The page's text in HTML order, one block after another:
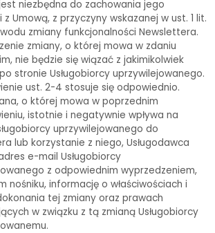
niezbędna do zachowania jego
z Umową, z przyczyny wskazanej w ust. 1 lit.
zmiany funkcjonalności Newslettera.
zmiany, o której mowa w zdaniu
nie będzie się wiązać z jakimikolwiek
stronie Usługobiorcy uprzywilejowanego.
ust. 2-4 stosuje się odpowiednio.
o której mowa w poprzednim
istotnie i negatywnie wpływa na
uprzywilejowanego do
lub korzystanie z niego, Usługodawca
e-mail Usługobiorcy
z odpowiednim wyprzedzeniem,
nośniku, informację o właściwościach i
tej zmiany oraz prawach
w związku z tą zmianą Usługobiorcy